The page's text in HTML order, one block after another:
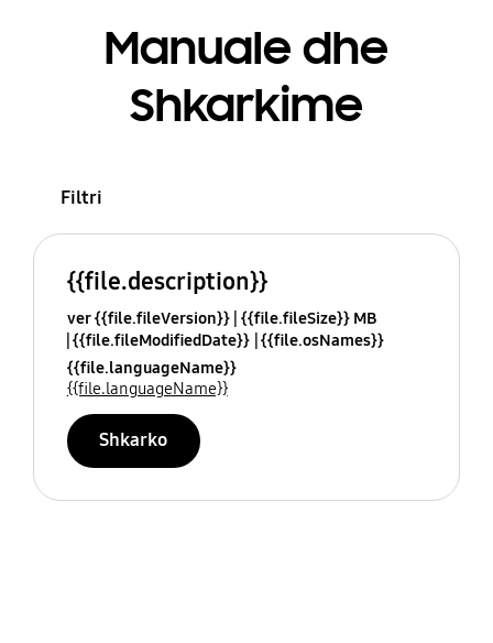
Manuale dhe
Shkarkime
Filtri
{{file.description}}
ver {{file.fileVersion}} {{file.fileSize}} MB
{{file.fileModifiedDate}} {{file.osNames}}
{{file.languageName}}
{{file.languageName}}
Shkarko